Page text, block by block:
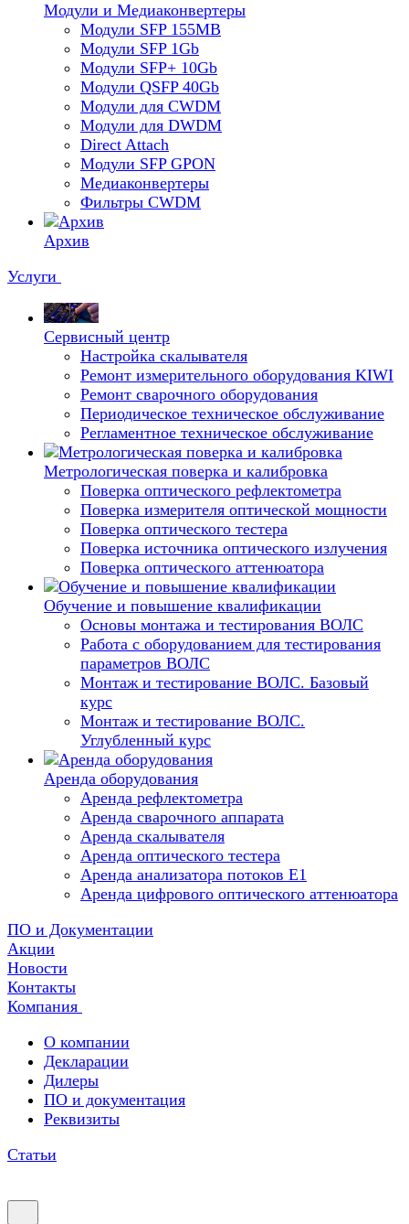
Модули и Медиаконвертеры
Модули SFP 155MB
Модули SFP 1Gb
Модули SFP+ 10Gb
Модули QSFP 40Gb
Модули для CWDM
Модули для DWDM
Direct Attach
Модули SFP GPON
Медиаконвертеры
Фильтры CWDM
Архив
Услуги
Сервисный центр
Настройка скалывателя
Ремонт измерительного оборудования KIWI
Ремонт сварочного оборудования
Периодическое техническое обслуживание
Регламентное техническое обслуживание
Метрологическая поверка и калибровка
Поверка оптического рефлектометра
Поверка измерителя оптической мощности
Поверка оптического тестера
Поверка источника оптического излучения
Поверка оптического аттенюатора
Обучение и повышение квалификации
Основы монтажа и тестирования ВОЛС
Работа с оборудованием для тестирования
параметров ВОЛС
Монтаж и тестирование ВОЛС. Базовый
курс
Монтаж и тестирование ВОЛС.
Углубленный курс
Аренда оборудования
Аренда рефлектометра
Аренда сварочного аппарата
Аренда скалывателя
Аренда оптического тестера
Аренда анализатора потоков Е1
Аренда цифрового оптического аттенюатора
ПО и Документации
Акции
Новости
Контакты
Компания
О компании
Декларации
Дилеры
ПО и документация
Реквизиты
Статьи